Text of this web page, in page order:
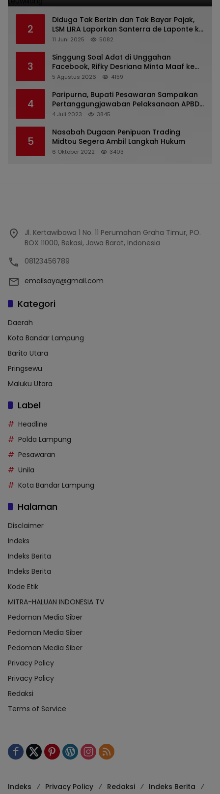
2
Diduga Tak Berizin dan Tak Bayar Pajak,
LSM LIRA Laporkan Santerra de Laponte ke
Kejaksaan Kota Batu
11 Juni 2025 5082
3
Singgung Soal Adat di Unggahan
Facebook, Rifky Desriana Minta Maaf ke
PDA dan Bupati Kubar
5 Agustus 2026 4159
4
Paripurna, Bupati Pesawaran Sampaikan
Pertanggungjawaban Pelaksanaan APBD
2022
4 Juli 2023 3845
5
Nasabah Dugaan Penipuan Trading
Midtou Segera Ambil Langkah Hukum
6 Oktober 2022 3403
Jl. Kertawibawa 1 No. 11 Perumahan Graha Timur, PO.
BOX 11000, Bekasi, Jawa Barat, Indonesia
08123456789
emailsaya@gmail.com
Kategori
Daerah
Kota Bandar Lampung
Barito Utara
Pringsewu
Maluku Utara
Label
Headline
Polda Lampung
Pesawaran
Unila
Kota Bandar Lampung
Halaman
Disclaimer
Indeks
Indeks Berita
Indeks Berita
Kode Etik
MITRA-HALUAN INDONESIA TV
Pedoman Media Siber
Pedoman Media Siber
Pedoman Media Siber
Privacy Policy
Privacy Policy
Redaksi
Terms of Service
Indeks Privacy Policy Redaksi Indeks Berita